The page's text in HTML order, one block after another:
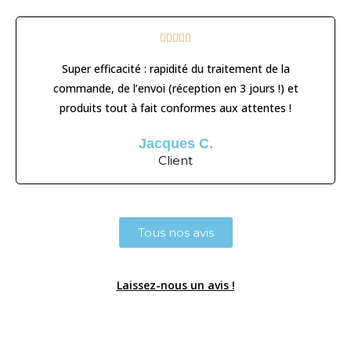
    
Super efficacité : rapidité du traitement de la
commande, de l’envoi (réception en 3 jours !) et
produits tout à fait conformes aux attentes !
Jacques C.
Client
Tous nos avis
Laissez-nous un avis !